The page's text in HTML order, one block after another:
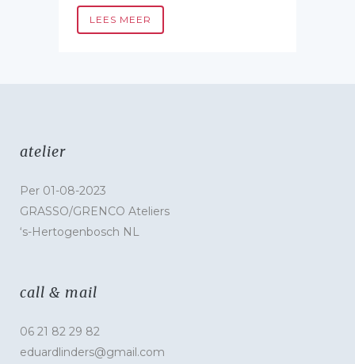
LEES MEER
atelier
Per 01-08-2023
GRASSO/GRENCO Ateliers
‘s-Hertogenbosch NL
call & mail
06 21 82 29 82
eduardlinders@gmail.com